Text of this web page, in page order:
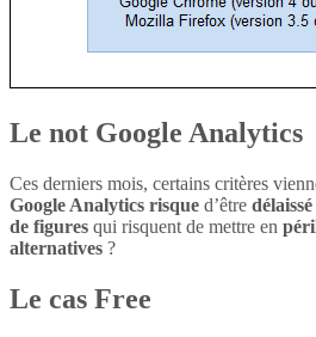
Le not Google Analytics
Ces derniers mois, certains critères
Google Analytics risque d’être délaissé
de figures qui risquent de mettre en
alternatives ?
Le cas Free